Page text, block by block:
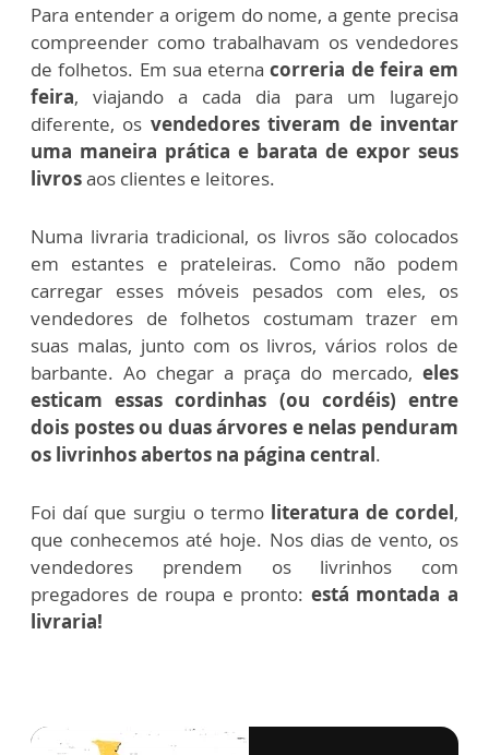
Para entender a origem do nome, a gente precisa
compreender como trabalhavam os vendedores
de folhetos. Em sua eternacorreria de feira em
feira, viajando a cada dia para um lugarejo
diferente, os vendedores tiveram de inventar
uma maneira prática e barata de expor seus
livrosaos clientes e leitores.
Numa livraria tradicional, os livros são colocados
em estantes e prateleiras. Como não podem
carregar esses móveis pesados com eles, os
vendedores de folhetos costumam trazer em
suas malas, junto com os livros, vários rolos de
barbante. Ao chegar a praça do mercado, eles
esticam essas cordinhas (ou cordéis) entre
dois postes ou duas árvores e nelas penduram
os livrinhos abertos na página central.
Foi daí que surgiu o termo literatura de cordel,
que conhecemos até hoje. Nos dias de vento, os
vendedores prendem os livrinhos com
pregadores de roupa e pronto: está montada a
livraria!